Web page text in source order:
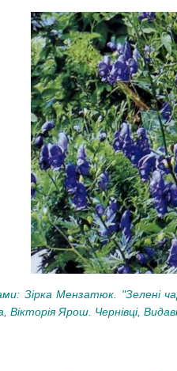
Зірка Мензатюк. "Зелені
Вікторія Ярош. Чернівці,